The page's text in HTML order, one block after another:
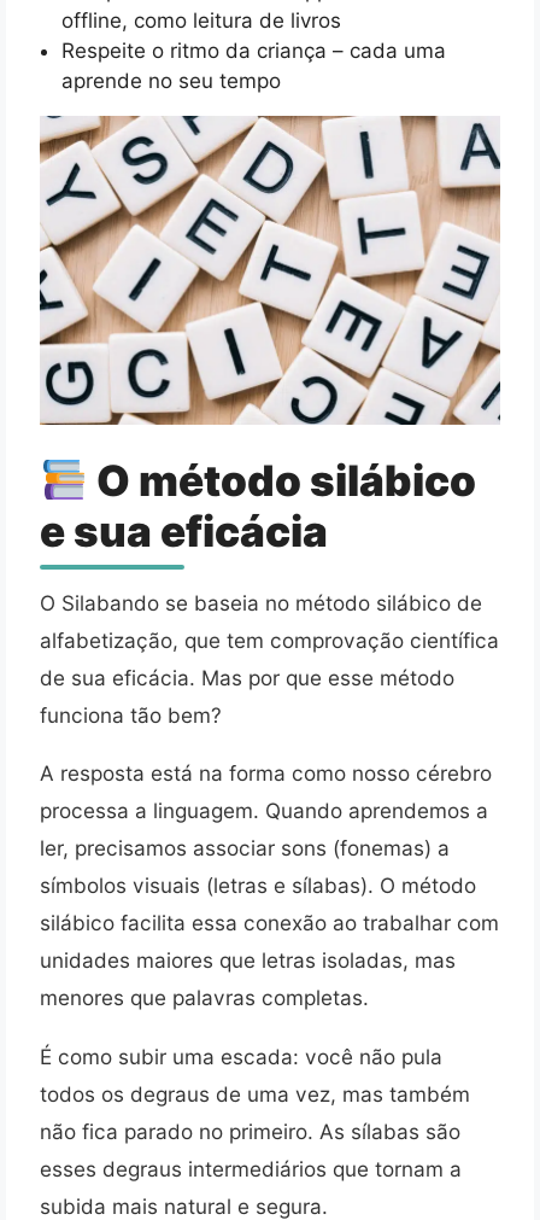
offline, como leitura de livros
Respeite o ritmo da criança – cada uma
aprende no seu tempo
O método silábico
e sua eficácia
O Silabando se baseia no método silábico de
alfabetização, que tem comprovação científica
de sua eficácia. Mas por que esse método
funciona tão bem?
A resposta está na forma como nosso cérebro
processa a linguagem. Quando aprendemos a
ler, precisamos associar sons (fonemas) a
símbolos visuais (letras e sílabas). O método
silábico facilita essa conexão ao trabalhar com
unidades maiores que letras isoladas, mas
menores que palavras completas.
É como subir uma escada: você não pula
todos os degraus de uma vez, mas também
não fica parado no primeiro. As sílabas são
esses degraus intermediários que tornam a
subida mais natural e segura.